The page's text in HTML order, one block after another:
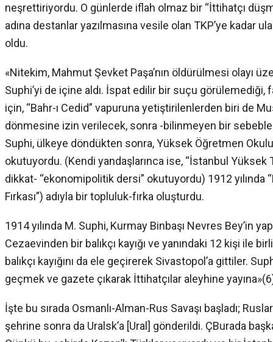
neşrettiriyordu. O günlerde iflah olmaz bir “İttihatçı
adına destanlar yazılmasına vesile olan TKP’ye kadar
oldu.
«Nitekim, Mahmut Şevket Paşa’nın öldürülmesi olayı
Suphi’yi de içine aldı. İspat edilir bir suçu görülemediği,
için, “Bahr-ı Cedid” vapuruna yetiştirilenlerden biri de
dönmesine izin verilecek, sonra -bilinmeyen bir
Suphi, ülkeye döndükten sonra, Yüksek Öğretmen
okutuyordu. (Kendi yandaşlarınca ise, “İstanbul
dikkat- “ekonomipolitik dersi” okutuyordu) 1912 yılında
Fırkası”) adıyla bir topluluk-fırka oluşturdu.
1914 yılında M. Suphi, Kurmay Binbaşı Nevres Bey’in
Cezaevinden bir balıkçı kayığı ve yanındaki 12 kişi ile
balıkçı kayığını da ele geçirerek Sivastopol’a gittiler.
geçmek ve gazete çıkarak İttihatçılar aleyhine
İşte bu sırada Osmanlı-Alman-Rus Savaşı başladı;
şehrine sonra da Uralsk’a [Ural] gönderildi. ÇBurada